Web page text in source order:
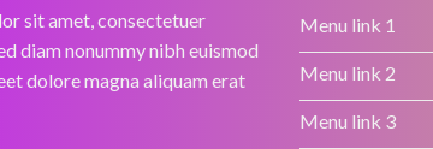
sit amet, consectetuer
diam nonummy nibh euismod
dolore magna aliquam erat
Menu link 1
Menu link 2
Menu link 3